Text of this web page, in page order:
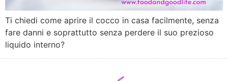
Ti chiedi come aprire il cocco in casa facilmente, senza
fare danni e soprattutto senza perdere il suo prezioso
liquido interno?